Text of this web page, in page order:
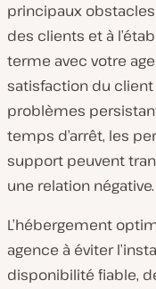
principaux
des clients et à
terme avec votre
satisfaction du
problèmes
temps d’arrêt, les
support peuvent
une relation négative.
L’hébergement
agence à éviter
disponibilité fiable,